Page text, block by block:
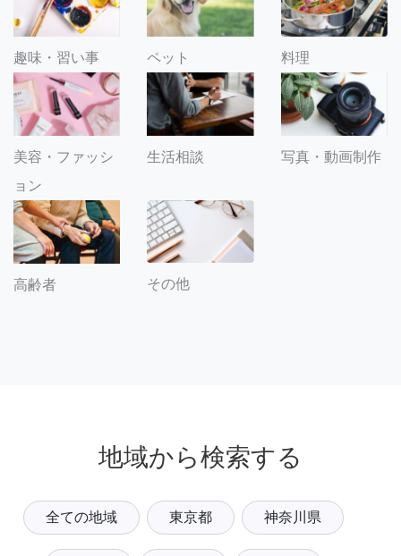
趣味・習い事 ペット 料理
美容・ファッシ
ョン
生活相談 写真・動画制作
高齢者 その他
地域から検索する
全ての地域 東京都 神奈川県